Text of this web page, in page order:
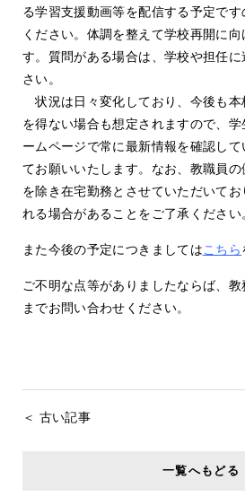
る学習支援動画等を配信する予定で
ください。体調を整えて学校再開に
す。質問がある場合は、学校や担任
さい。
状況は日々変化しており、今後も本
を得ない場合も想定されますので、
ームページで常に最新情報を確認し
てお願いいたします。なお、教職員
を除き在宅勤務とさせていただいて
れる場合があることをご了承ください
また今後の予定につきましてはこちら
ご不明な点等がありましたならば、
までお問い合わせください。
＜ 古い記事
一覧へもどる